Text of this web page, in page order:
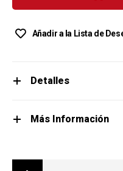
Añadir a la Lista de
Detalles
Más Información